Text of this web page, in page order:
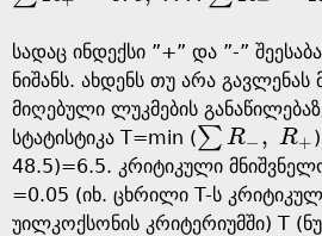
სადაც ინდექსი ”+” და ”-”
ნიშანს. ახდენს თუ არა გავლენას
მიღებული ლუკმების
სტატისტიკა T=min (∑ R− , R+
∑ R -, R+
48.5)=6.5. კრიტიკული
=0.05 (იხ. ცხრილი T-ს
უილკოქსონის კრიტერიუმში) T